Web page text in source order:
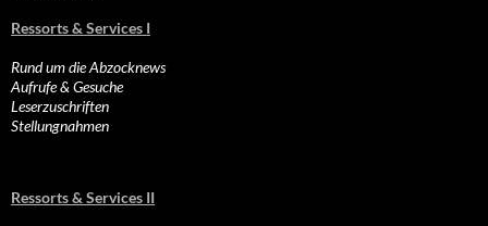
Ressorts & Services I
Rund um die Abzocknews
Aufrufe & Gesuche
Leserzuschriften
Stellungnahmen
Ressorts & Services II